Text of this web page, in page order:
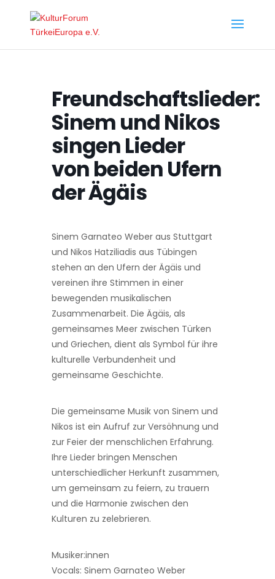
Freundschaftslieder:
Sinem und Nikos
singen Lieder
von beiden Ufern
der Ägäis
Sinem Garnateo Weber aus Stuttgart
und Nikos Hatziliadis aus Tübingen
stehen an den Ufern der Ägäis und
vereinen ihre Stimmen in einer
bewegenden musikalischen
Zusammenarbeit. Die Ägäis, als
gemeinsames Meer zwischen Türken
und Griechen, dient als Symbol für ihre
kulturelle Verbundenheit und
gemeinsame Geschichte.
Die gemeinsame Musik von Sinem und
Nikos ist ein Aufruf zur Versöhnung und
zur Feier der menschlichen Erfahrung.
Ihre Lieder bringen Menschen
unterschiedlicher Herkunft zusammen,
um gemeinsam zu feiern, zu trauern
und die Harmonie zwischen den
Kulturen zu zelebrieren.
Musiker:innen
Vocals: Sinem Garnateo Weber